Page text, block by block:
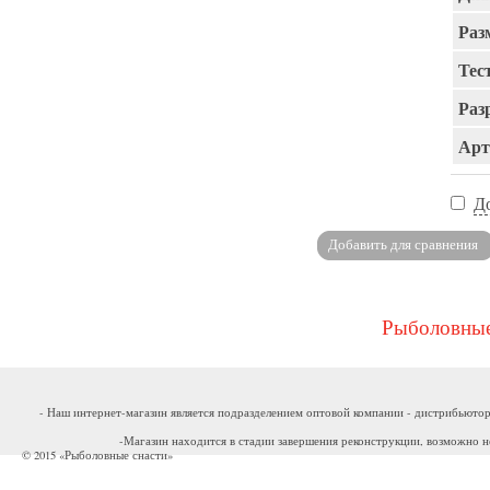
- Наш интернет-магазин является подразделением оптовой компании -
-Магазин находится в стадии завершения реконструкции, возможно
© 2015 «Рыболовные снасти»